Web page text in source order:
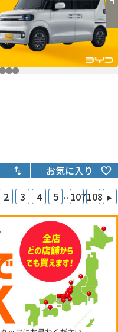
お気に入り
2 3 4 5 .. 107108 ▸